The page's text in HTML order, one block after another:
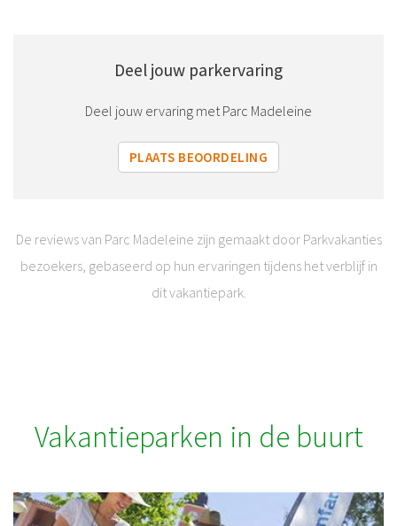
Deel jouw parkervaring
Deel jouw ervaring met Parc Madeleine
PLAATS BEOORDELING
De reviews van Parc Madeleine zijn gemaakt door Parkvakanties
bezoekers, gebaseerd op hun ervaringen tijdens het verblijf in
dit vakantiepark.
Vakantieparken in de buurt